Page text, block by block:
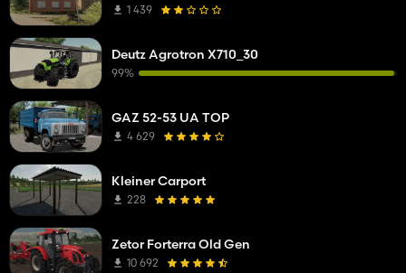
1 439
Deutz Agrotron X710_30
99%
GAZ 52-53 UA TOP
4 629
Kleiner Carport
228
Zetor Forterra Old Gen
10 692